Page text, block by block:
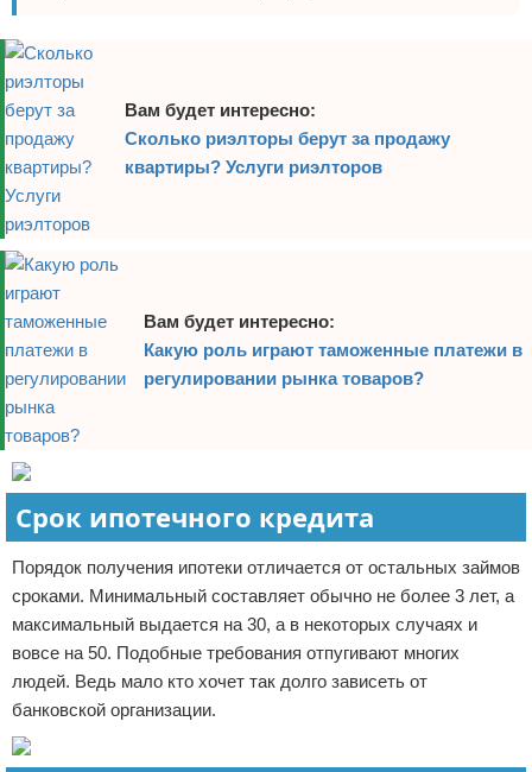
Вам будет интересно:
Сколько риэлторы берут за продажу
квартиры? Услуги риэлторов
Вам будет интересно:
Какую роль играют таможенные платежи в
регулировании рынка товаров?
Срок ипотечного кредита
Порядок получения ипотеки отличается от остальных займов
сроками. Минимальный составляет обычно не более 3 лет, а
максимальный выдается на 30, а в некоторых случаях и
вовсе на 50. Подобные требования отпугивают многих
людей. Ведь мало кто хочет так долго зависеть от
банковской организации.